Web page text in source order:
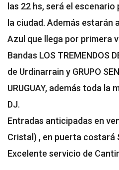
las 22 hs, será el
la ciudad. Además estarán
Azul que llega por primera
Bandas LOS TREMENDOS
de Urdinarrain y GRUPO
URUGUAY, además toda la
DJ.
Entradas anticipadas en
Cristal) , en puerta costará
Excelente servicio de